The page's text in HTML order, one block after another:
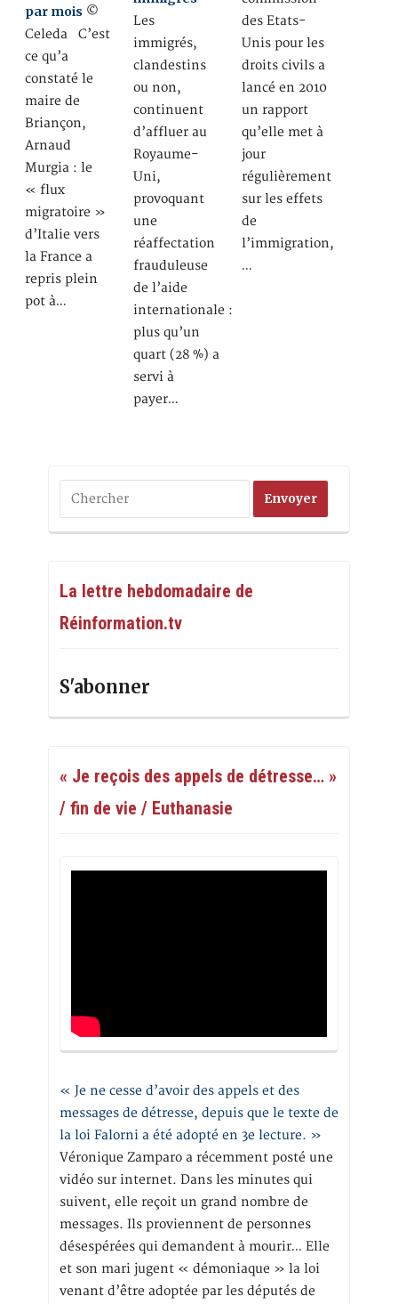
par mois ©
Celeda C’est
ce qu’a
constaté le
maire de
Briançon,
Arnaud
Murgia : le
« flux
migratoire »
d’Italie vers
la France a
repris plein
pot à…
Les
immigrés,
clandestins
ou non,
continuent
d’affluer au
Royaume-
Uni,
provoquant
une
réaffectation
frauduleuse
de l’aide
internationale :
plus qu’un
quart (28 %) a
servi à
payer…
des Etats-
Unis pour les
droits civils a
lancé en 2010
un rapport
qu’elle met à
jour
régulièrement
sur les effets
de
l’immigration,
…
La lettre hebdomadaire de
Réinformation.tv
S'abonner
« Je reçois des appels de détresse… »
/ fin de vie / Euthanasie
« Je ne cesse d’avoir des appels et des
messages de détresse, depuis que le texte de
la loi Falorni a été adopté en 3e lecture. »
Véronique Zamparo a récemment posté une
vidéo sur internet. Dans les minutes qui
suivent, elle reçoit un grand nombre de
messages. Ils proviennent de personnes
désespérées qui demandent à mourir… Elle
et son mari jugent « démoniaque » la loi
venant d’être adoptée par les députés de